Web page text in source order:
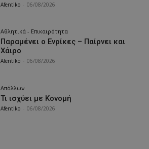
Afentiko 06/08/2026
Αθλητικά - Επικαιρότητα
Παραμένει ο Ενρίκες – Παίρνει και
Χάιρο
Afentiko 06/08/2026
Απόλλων
Τι ισχύει με Κονομή
Afentiko 06/08/2026